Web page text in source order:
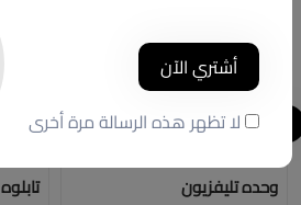
وحده تليفزيون تابلوه ٣ قطع
أشتري الآن
لا تظهر هذه الرسالة مرة أخرى